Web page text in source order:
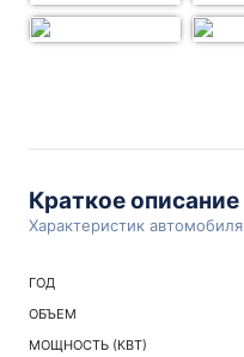
Краткое описание
Характеристик автомобиля
ГОД
ОБЪЕМ
МОЩНОСТЬ (КВТ)